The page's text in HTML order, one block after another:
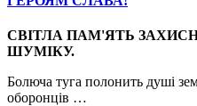
СВІТЛА ПАМ'ЯТЬ
ШУМІКУ.
Болюча туга полонить душі
оборонців …